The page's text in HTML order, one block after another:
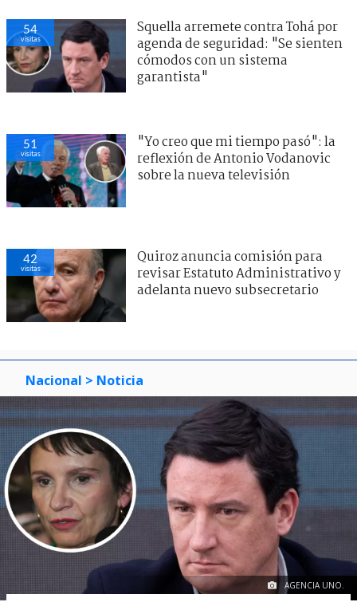
54
visitas
Squella arremete contra Tohá por
agenda de seguridad: "Se sienten
cómodos con un sistema
garantista"
51
visitas
"Yo creo que mi tiempo pasó": la
reflexión de Antonio Vodanovic
sobre la nueva televisión
42
visitas
Quiroz anuncia comisión para
revisar Estatuto Administrativo y
adelanta nuevo subsecretario
Nacional > Noticia
AGENCIA UNO.